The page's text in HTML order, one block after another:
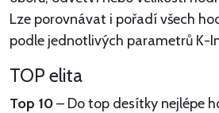
Lze porovnávat i pořadí všech
podle jednotlivých parametrů K-
TOP elita
Top 10– Do top desítky nejlépe